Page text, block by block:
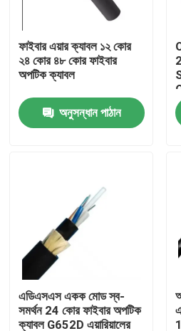
কারখানা ভ্রমণ
মান নিয়ন্ত্রণ
উদ্ধৃতির জন্য আবেদন
বহিরঙ্গন ফাইবার অপটিক কেবল
ইন্ডোর ফাইবার অপটিক কেবল
ফাইবার অপটিক তারের
ফাইবার এয়ার ক্যাবল ১২ কোর
২৪ কোর ৪৮ কোর ফাইবার
অপটিক ক্যাবল
অনুসন্ধান পাঠান
এডিএসএস একক মোড স্ব-
সমর্থন 24 কোর ফাইবার অপটিক
ক্যাবল G652D এয়ারিয়ালের